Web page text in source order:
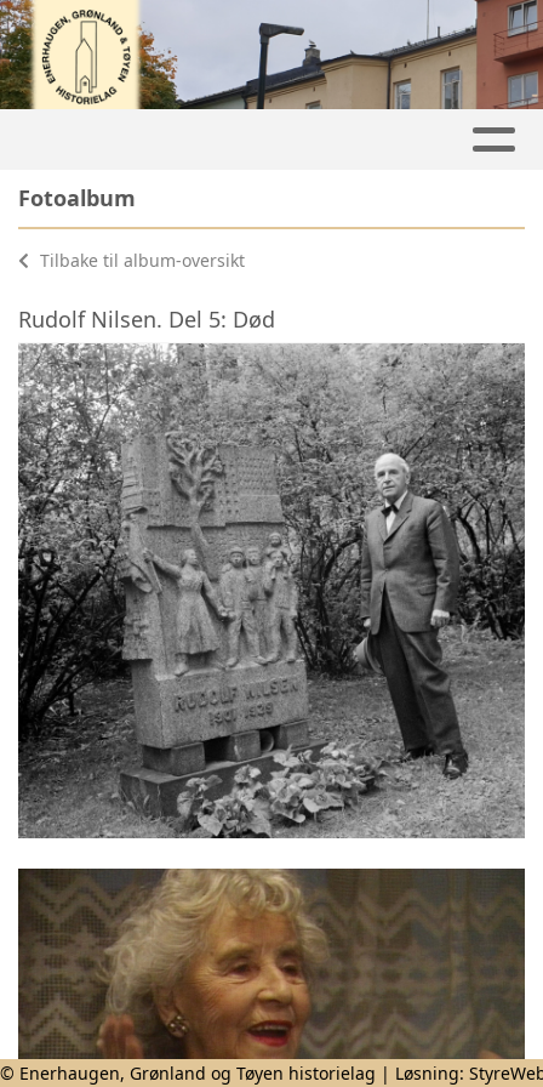
Fotoalbum
Tilbake til album-oversikt
Rudolf Nilsen. Del 5: Død
© Enerhaugen, Grønland og Tøyen historielag | Løsning: